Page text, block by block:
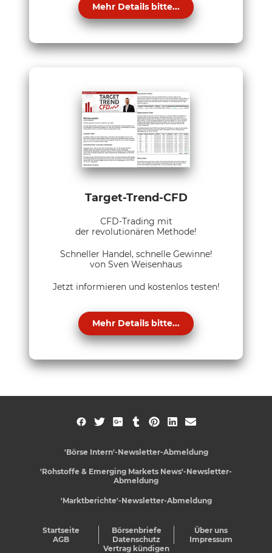
Mehr Details bitte...
Target-Trend-CFD
CFD-Trading mit
der revolutionären Methode!
Schneller Handel, schnelle Gewinne!
von Sven Weisenhaus
Jetzt informieren und kostenlos testen!
Mehr Details bitte...
'Börse Intern'-Newsletter-Abmeldung
'Rohstoffe & Emerging Markets News'-Newsletter-
Abmeldung
'Marktberichte'-Newsletter-Abmeldung
Startseite Börsenbriefe
Über uns
AGB
Datenschutz
Impressum
Vertrag kündigen